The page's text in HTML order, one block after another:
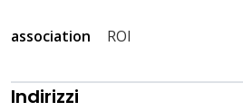
association ROI
Indirizzi